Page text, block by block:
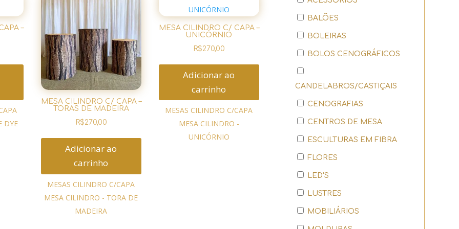
–
DYE
MESA CILINDRO C/ CAPA –
TORAS DE MADEIRA
R$270,00
Adicionar ao
carrinho
MESAS CILINDRO C/CAPA
MESA CILINDRO - TORA DE
MADEIRA
MESA CILINDRO C/ CAPA –
UNICÓRNIO
R$270,00
Adicionar ao
carrinho
MESAS CILINDRO C/CAPA
MESA CILINDRO -
UNICÓRNIO
BALÕES
BOLEIRAS
BOLOS CENOGRÁFICOS
CANDELABROS/CASTIÇAIS
CENOGRAFIAS
CENTROS DE MESA
ESCULTURAS EM FIBRA
FLORES
LED'S
LUSTRES
MOBILIÁRIOS